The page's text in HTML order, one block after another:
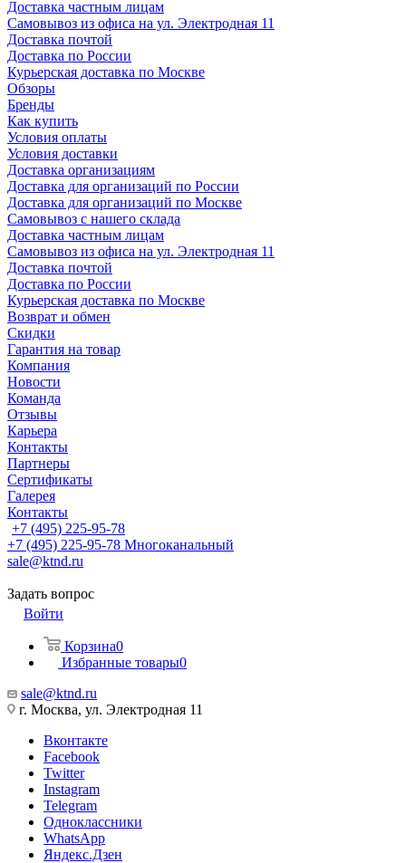
Доставка частным лицам
Самовывоз из офиса на ул. Электродная 11
Доставка почтой
Доставка по России
Курьерская доставка по Москве
Обзоры
Бренды
Как купить
Условия оплаты
Условия доставки
Доставка организациям
Доставка для организаций по России
Доставка для организаций по Москве
Самовывоз с нашего склада
Доставка частным лицам
Самовывоз из офиса на ул. Электродная 11
Доставка почтой
Доставка по России
Курьерская доставка по Москве
Возврат и обмен
Скидки
Гарантия на товар
Компания
Новости
Команда
Отзывы
Карьера
Контакты
Партнеры
Сертификаты
Галерея
Контакты
+7 (495) 225-95-78
+7 (495) 225-95-78 Многоканальный
sale@ktnd.ru
Задать вопрос
Войти
Корзина0
Избранные товары0
sale@ktnd.ru
г. Москва, ул. Электродная 11
Вконтакте
Facebook
Twitter
Instagram
Telegram
Одноклассники
WhatsApp
Яндекс.Дзен